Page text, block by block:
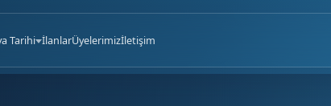
Tarihi İlanlarÜyelerimizİletişim